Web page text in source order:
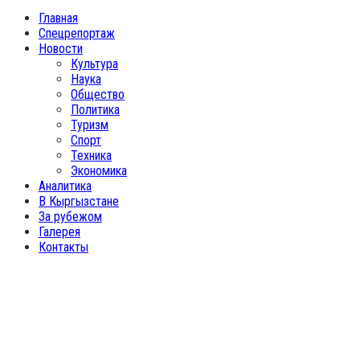
Главная
Спецрепортаж
Новости
Культура
Наука
Общество
Политика
Туризм
Спорт
Техника
Экономика
Аналитика
В Кыргызстане
За рубежом
Галерея
Контакты